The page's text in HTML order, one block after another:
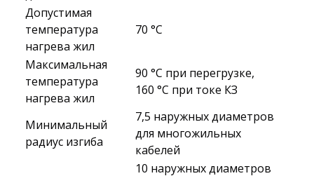
Допустимая
температура
нагрева жил
70 °C
Максимальная
температура
нагрева жил
90 °C при перегрузке,
160 °C при токе КЗ
Минимальный
радиус изгиба
7,5 наружных диаметров
для многожильных
кабелей
10 наружных диаметров